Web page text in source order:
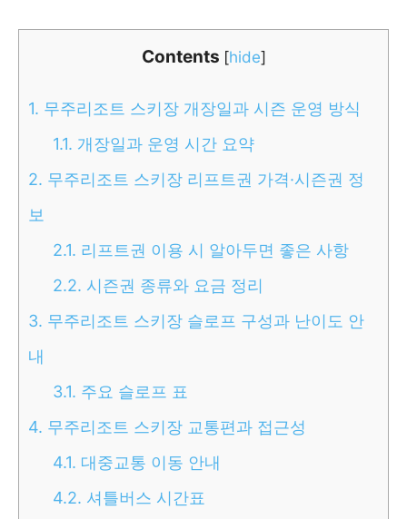
Contents [hide]
1. 무주리조트 스키장 개장일과 시즌 운영 방식
1.1. 개장일과 운영 시간 요약
2. 무주리조트 스키장 리프트권 가격·시즌권 정
보
2.1. 리프트권 이용 시 알아두면 좋은 사항
2.2. 시즌권 종류와 요금 정리
3. 무주리조트 스키장 슬로프 구성과 난이도 안
내
3.1. 주요 슬로프 표
4. 무주리조트 스키장 교통편과 접근성
4.1. 대중교통 이동 안내
4.2. 셔틀버스 시간표